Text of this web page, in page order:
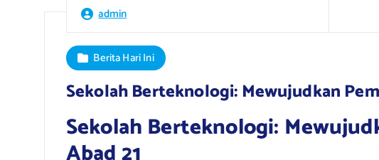
admin
Berita Hari Ini
Sekolah Berteknologi: Mewujudkan
Sekolah Berteknologi: